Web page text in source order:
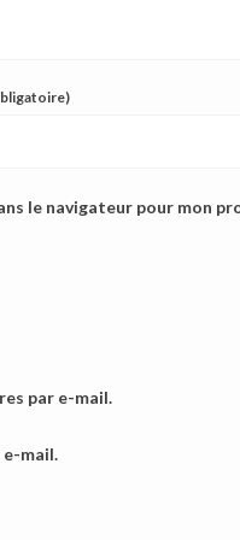
le navigateur pour mon
par e-mail.
mail.